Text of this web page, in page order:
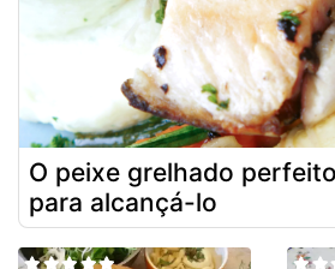
O peixe grelhado
para alcançá-lo